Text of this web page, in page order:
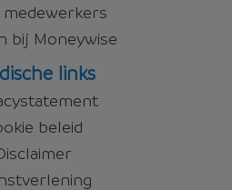
medewerkers
bij Moneywise
links
beleid